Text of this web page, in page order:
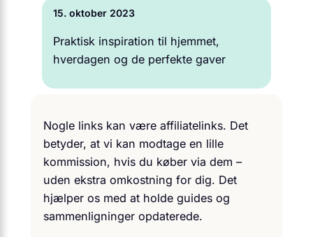
15. oktober 2023
Praktisk inspiration til hjemmet,
hverdagen og de perfekte gaver
Nogle links kan være affiliatelinks. Det
betyder, at vi kan modtage en lille
kommission, hvis du køber via dem –
uden ekstra omkostning for dig. Det
hjælper os med at holde guides og
sammenligninger opdaterede.